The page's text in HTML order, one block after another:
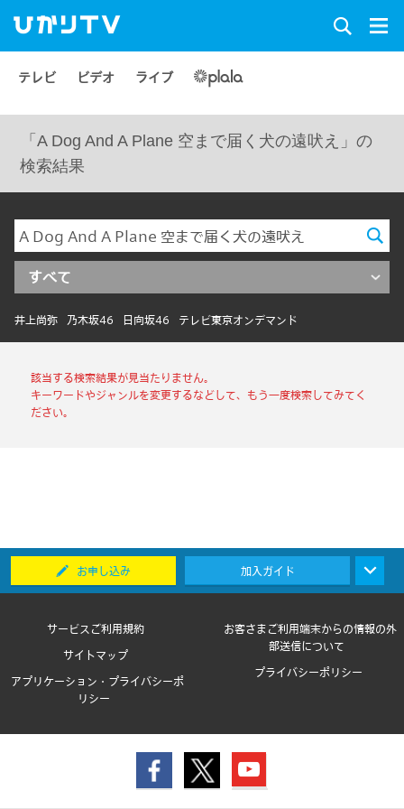
テレビ ビデオ ライブ
「A Dog And A Plane 空まで届く犬の遠吠え」の
検索結果
すべて
井上尚弥 乃木坂46 日向坂46 テレビ東京オンデマンド
該当する検索結果が見当たりません。
キーワードやジャンルを変更するなどして、もう一度検索してみてく
ださい。
お申し込み 加入ガイド
サービスご利用規約
お客さまご利用端末からの情報の外
部送信について
サイトマップ
プライバシーポリシー
アプリケーション・プライバシーポ
リシー